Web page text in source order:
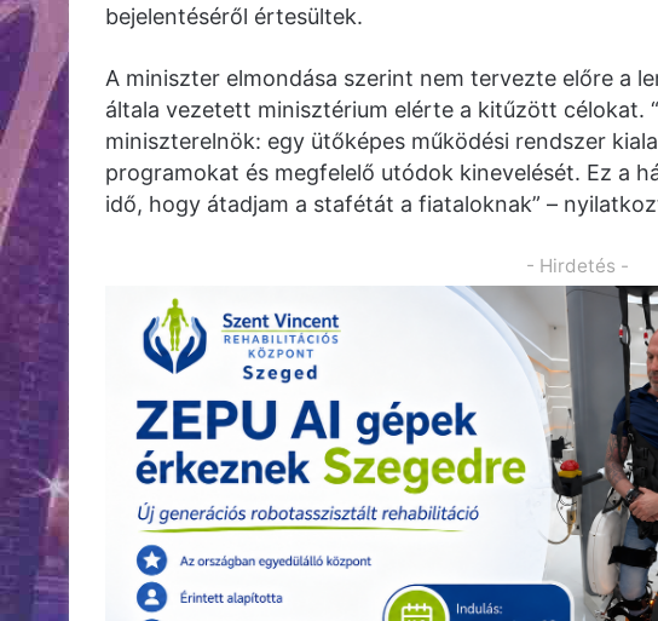
bejelentéséről értesültek.
A miniszter elmondása szerint nem tervezte előre a
általa vezetett minisztérium elérte a kitűzött célokat.
miniszterelnök: egy ütőképes működési rendszer
programokat és megfelelő utódok kinevelését. Ez a
idő, hogy átadjam a stafétát a fiataloknak” –
- Hirdetés -